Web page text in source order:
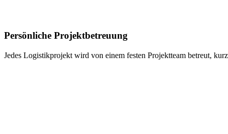
Persönliche Projektbetreuung
Jedes Logistikprojekt wird von einem festen Projektteam betreut,